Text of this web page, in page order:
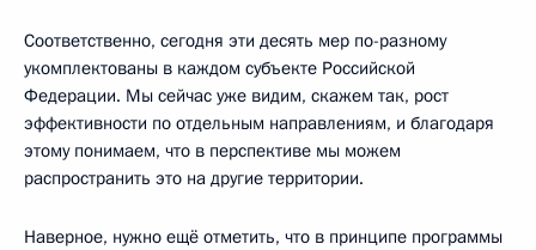
Соответственно, сегодня эти десять мер по-разному
укомплектованы в каждом субъекте Российской
Федерации. Мы сейчас уже видим, скажем так, рост
эффективности по отдельным направлениям, и благодаря
этому понимаем, что в перспективе мы можем
распространить это на другие территории.
Наверное, нужно ещё отметить, что в принципе программы